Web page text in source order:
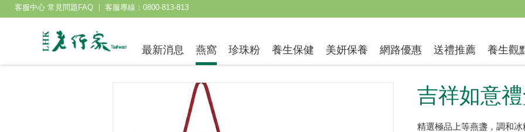
吉祥如意
精選極品上等燕盞，調和
最新消息 燕窩 珍珠粉 養生保健 美妍保養 網路優惠 送禮推薦 養生觀
客服中心 常見問題FAQ 客服專線：0800-813-813